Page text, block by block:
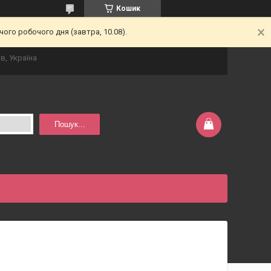
Кошик
робочого дня (завтра, 10.08).
Україна
Пошук...